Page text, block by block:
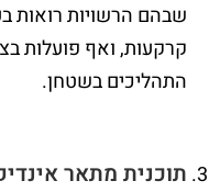
שבהם הרשויות רואות
קרקעות, ואף פועלות
התהליכים בשטחן.
תוכנית מתאר